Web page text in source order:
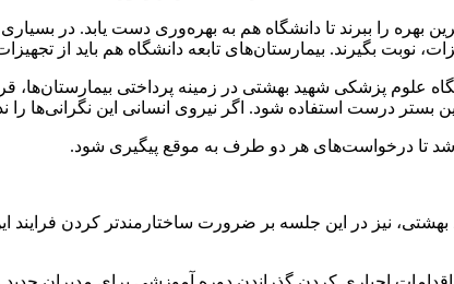
بهره را ببرند تا دانشگاه هم به بهره‌وری دست یابد. در
نوبت بگیرند. بیمارستان‌های تابعه دانشگاه هم باید از
علوم پزشکی شهید بهشتی در زمینه پرداختی بیمارستان‌ها،
درست استفاده شود. اگر نیروی انسانی این نگرانی‌ها را
تا درخواست‌های هر دو طرف به موقع پیگیری شود.
نیز در این جلسه بر ضرورت ساختارمندتر کردن فرایند